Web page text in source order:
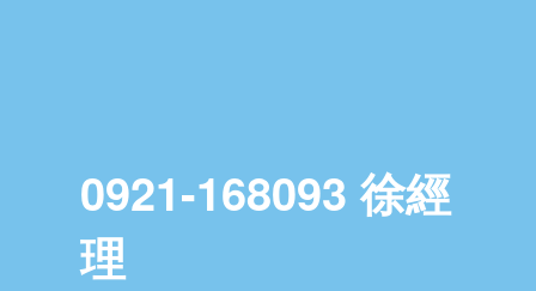
0921-168093 徐經
理